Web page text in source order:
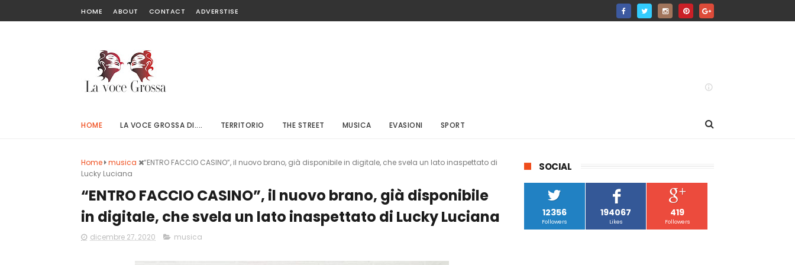
HOME ABOUT CONTACT ADVERSTISE
HOME LA VOCE GROSSA DI.... TERRITORIO THE STREET MUSICA EVASIONI SPORT
Home musica
“ENTRO FACCIO CASINO”, il nuovo brano, già disponibile in digitale, che svela un lato inaspettato di
Lucky Luciana
“ENTRO FACCIO CASINO”, il nuovo brano, già disponibile
in digitale, che svela un lato inaspettato di Lucky Luciana
dicembre 27, 2020 musica
SOCIAL
12356
Followers
194067
Likes
419
Followers